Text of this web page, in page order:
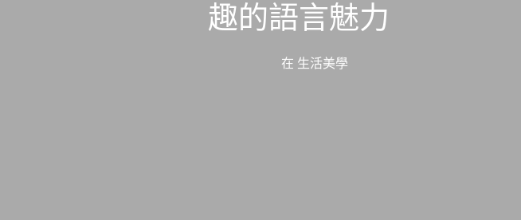
趣的語言魅力
在 生活美學